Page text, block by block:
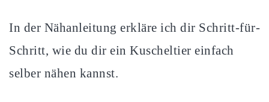
In der Nähanleitung erkläre ich dir Schritt-für-
Schritt, wie du dir ein Kuscheltier einfach
selber nähen kannst.